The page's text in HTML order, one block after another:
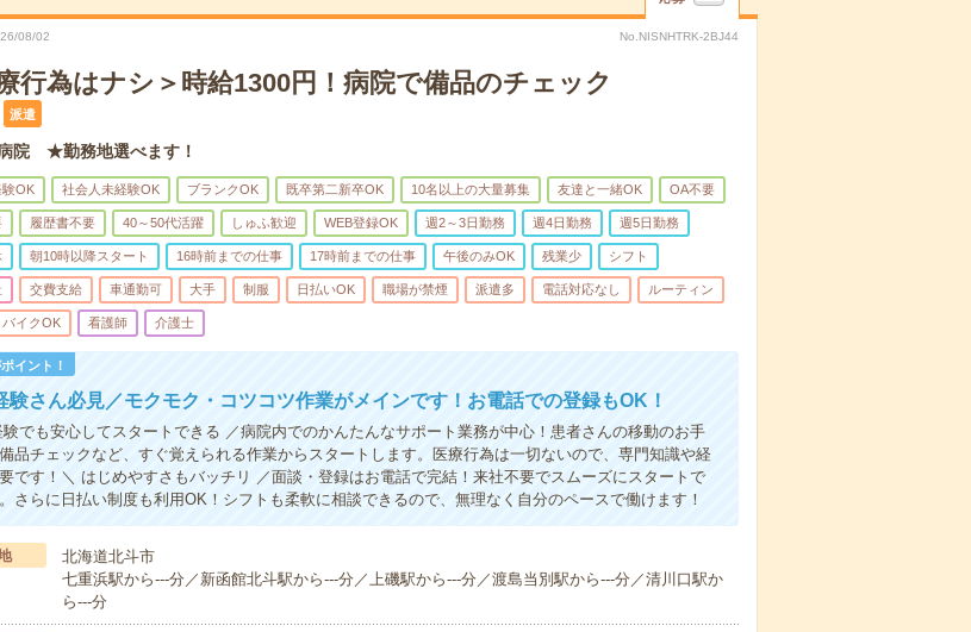
08/02 No.NISNHTRK-2BJ44
行為はナシ＞時給1300円！病院で備品のチェック
派遣
院 ★勤務地選べます！
OK 社会人未経験OK ブランクOK 既卒第二新卒OK 10名以上の大量募集 友達と一緒OK OA不要
履歴書不要 40～50代活躍 しゅふ歓迎 WEB登録OK 週2～3日勤務 週4日勤務 週5日勤務
朝10時以降スタート 16時前までの仕事 17時前までの仕事 午後のみOK 残業少 シフト
交費支給 車通勤可 大手 制服 日払いOK 職場が禁煙 派遣多 電話対応なし ルーティン
イクOK 看護師 介護士
イント！
験さん必見／モクモク・コツコツ作業がメインです！お電話での登録もOK！
験でも安心してスタートできる ／病院内でのかんたんなサポート業務が中心！患者さんの移動のお手
品チェックなど、すぐ覚えられる作業からスタートします。医療行為は一切ないので、専門知識や経
です！＼ はじめやすさもバッチリ ／面談・登録はお電話で完結！来社不要でスムーズにスタートで
さらに日払い制度も利用OK！シフトも柔軟に相談できるので、無理なく自分のペースで働けます！
北海道北斗市
七重浜駅から---分／新函館北斗駅から---分／上磯駅から---分／渡島当別駅から---分／清川口駅か
ら---分